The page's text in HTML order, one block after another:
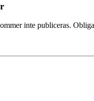
inte publiceras.